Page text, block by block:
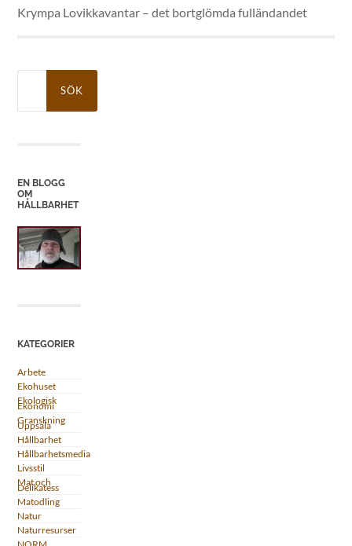
Krympa Lovikkavantar – det bortglömda fulländandet
EN BLOGG
OM
HÅLLBARHET
KATEGORIER
Arbete
Ekohuset
Ekologisk
Ekonomi
Granskning
Uppsala
Hållbarhet
Hållbarhetsmedia
Livsstil
Mat och
Delikatess
Matodling
Natur
Naturresurser